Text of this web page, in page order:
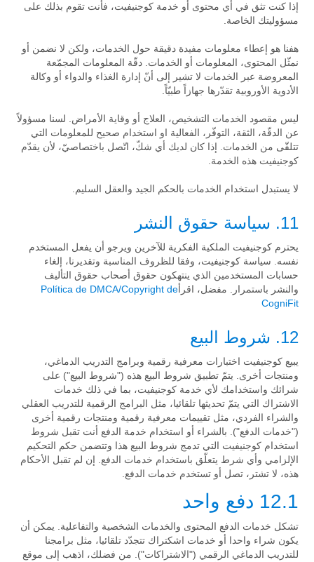
إذا كنت تثق في أي محتوى أو خدمة كوجنيفيت، فأنت تقوم بذلك على
مسؤوليتك الخاصة.
هفنا هو إعطاء معلومات مفيدة دقيقة حول الخدمات، ولكن لا نضمن أو
نمثّل المحتوى، المعلومات أو الخدمات. دقّة المعلومات المجمّعة
المعروضة عبر الخدمات لا تشير إلى أنّ إدارة الغذاء والدواء أو وكالة
الأدوية الأوروبية تقدّرها جهازاً طبيّاً.
ليس مقصود الخدمات التشخيص، العلاج أو وقاية الأمراض. لسنا مسؤولاً
عن الدقّة، الثقة، التوفّر، الفعالية او استخدام صحيح للمعلومات التي
تتلقّى من الخدمات. إذا كان لديك أي شكّ، اتّصل باختصاصيّ، لأن يقدّم
كوجنيفيت هذه الخدمة.
لا يستبدل استخدام الخدمات بالحكم الجيد والعقل السليم.
11. سياسة حقوق النشر
يحترم كوجنيفيت الملكية الفكرية للآخرين ويرجو أن يفعل المستخدم
نفسه. سياسة كوجنيفيت، وفقا للظروف المناسبة وتقديرنا، إلغاء
حسابات المستخدمين الذي ينتهكون حقوق أصحاب حقوق التأليف
والنشر باستمرار. مفضل، اقرأPolítica de DMCA/Copyright de
CogniFit
12. شروط البيع
يبيع كوجنيفيت اختبارات معرفية رقمية وبرامج التدريب الدماغي،
ومنتجات أخرى. يتمّ تطبيق شروط البيع هذه ("شروط البيع") على
شرائك واستخدامك لأي خدمة كوجنيفيت، بما في ذلك خدمات
الاشتراك التي يتمّ تحديثها تلقائيا، مثل البرامج الرقمية للتدريب العقلي
والشراء الفردي، مثل تقييمات معرفية رقمية ومنتجات رقمية أخرى
("خدمات الدفع"). بالشراء أو استخدام خدمة الدفع أنت تقبل شروط
استخدام كوجنيفيت التي تدمج شروط البيع هذا وتتضمن حكم التحكيم
الإلزامي وأي شرط يتعلّق باستخدام خدمات الدفع. إن لم تقبل الأحكام
هذه، لا تشتر، تصل أو تستخدم خدمات الدفع.
12.1 دفع واحد
تشكل خدمات الدفع المحتوى والخدمات الشخصية والتفاعلية. يمكن أن
يكون شراء واحدا أو خدمات اشكتراك تتجدّد تلقائيا، مثل برامجنا
للتدريب الدماغي الرقمي ("الاشتراكات"). من فضلك، اذهب إلى موقع